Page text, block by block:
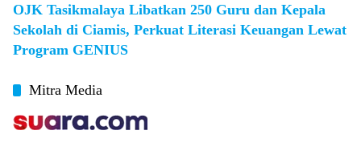
OJK Tasikmalaya Libatkan 250 Guru dan Kepala
Sekolah di Ciamis, Perkuat Literasi Keuangan Lewat
Program GENIUS
Mitra Media